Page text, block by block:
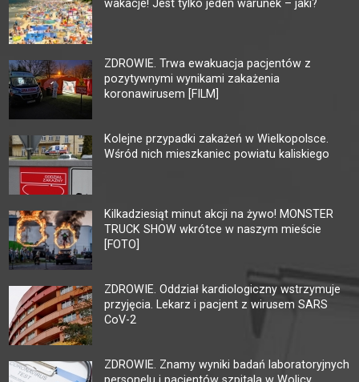
wakacje! Jest tylko jeden warunek – jaki?
ZDROWIE. Trwa ewakuacja pacjentów z
pozytywnymi wynikami zakażenia
koronawirusem [FILM]
Kolejne przypadki zakażeń w Wielkopolsce.
Wśród nich mieszkaniec powiatu kaliskiego
Kilkadziesiąt minut akcji na żywo! MONSTER
TRUCK SHOW wkrótce w naszym mieście
[FOTO]
ZDROWIE. Oddział kardiologiczny wstrzymuje
przyjęcia. Lekarz i pacjent z wirusem SARS
CoV-2
ZDROWIE. Znamy wyniki badań laboratoryjnych
personelu i pacjentów szpitala w Wolicy